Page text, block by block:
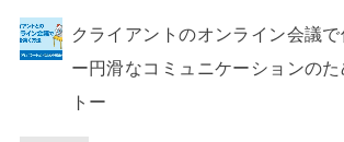
クライアントのオンライン会議
ー円滑なコミュニケーションの
トー